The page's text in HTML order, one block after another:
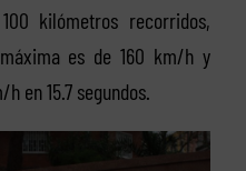
kilómetros recorridos,
es de 160 km/h y
en 15.7 segundos.